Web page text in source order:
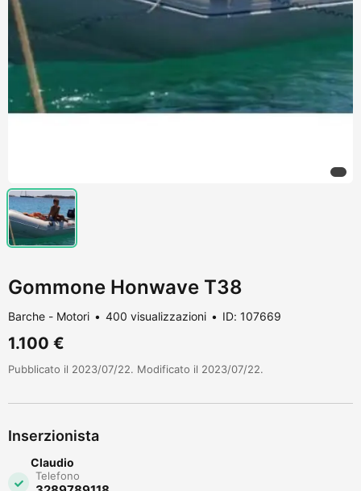
Gommone Honwave T38
Barche - Motori 400 visualizzazioni ID: 107669
1.100 €
Pubblicato il 2023/07/22. Modificato il 2023/07/22.
Inserzionista
Claudio
Telefono